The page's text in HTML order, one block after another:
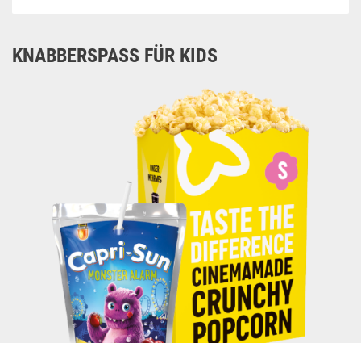
KNABBERSPASS FÜR KIDS